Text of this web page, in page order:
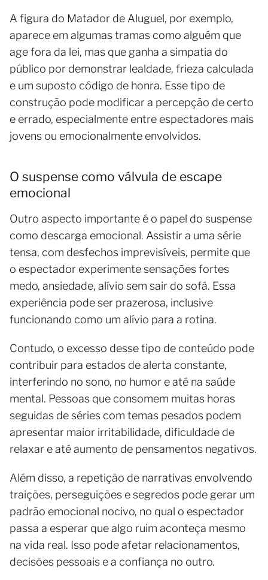
A figura do Matador de Aluguel, por exemplo,
aparece em algumas tramas como alguém que
age fora da lei, mas que ganha a simpatia do
público por demonstrar lealdade, frieza calculada
e um suposto código de honra. Esse tipo de
construção pode modificar a percepção de certo
e errado, especialmente entre espectadores mais
jovens ou emocionalmente envolvidos.
O suspense como válvula de escape
emocional
Outro aspecto importante é o papel do suspense
como descarga emocional. Assistir a uma série
tensa, com desfechos imprevisíveis, permite que
o espectador experimente sensações fortes
medo, ansiedade, alívio sem sair do sofá. Essa
experiência pode ser prazerosa, inclusive
funcionando como um alívio para a rotina.
Contudo, o excesso desse tipo de conteúdo pode
contribuir para estados de alerta constante,
interferindo no sono, no humor e até na saúde
mental. Pessoas que consomem muitas horas
seguidas de séries com temas pesados podem
apresentar maior irritabilidade, dificuldade de
relaxar e até aumento de pensamentos negativos.
Além disso, a repetição de narrativas envolvendo
traições, perseguições e segredos pode gerar um
padrão emocional nocivo, no qual o espectador
passa a esperar que algo ruim aconteça mesmo
na vida real. Isso pode afetar relacionamentos,
decisões pessoais e a confiança no outro.